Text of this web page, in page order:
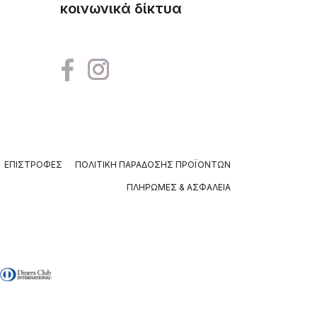
κοινωνικά δίκτυα
ΕΠΙΣΤΡΟΦΈΣ ΠΟΛΙΤΙΚΉ ΠΑΡΆΔΟΣΗΣ ΠΡΟΪΌΝΤΩΝ
ΠΛΗΡΩΜΈΣ & ΑΣΦΆΛΕΙΑ